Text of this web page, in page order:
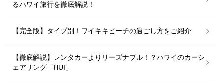
るハワイ旅行を徹底解説！
【完全版】タイプ別！ワイキキビーチの過ごし方をご紹介
【徹底解説】レンタカーよりリーズナブル！？ハワイのカーシ
ェアリング「HUI」